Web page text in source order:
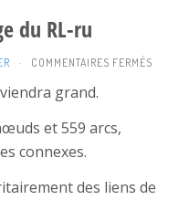
du RL-ru
· COMMENTAIRES FERMÉS
grand.
et 559 arcs,
connexes.
des liens de